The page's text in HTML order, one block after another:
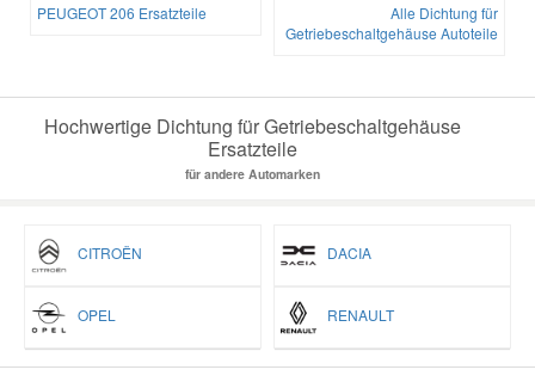
PEUGEOT 206 Ersatzteile
Alle Dichtung für
Getriebeschaltgehäuse Autoteile
Hochwertige Dichtung für Getriebeschaltgehäuse
Ersatzteile
für andere Automarken
CITROËN DACIA
OPEL RENAULT